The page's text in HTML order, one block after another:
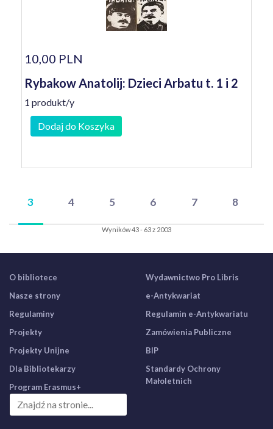
10,00 PLN
Rybakow Anatolij: Dzieci Arbatu t. 1 i 2
1 produkt/y
Dodaj do Koszyka
3 4 5 6 7 8
Wyników 43 - 63 z 2003
O bibliotece
Nasze strony
Regulaminy
Projekty
Projekty Unijne
Dla Bibliotekarzy
Program Erasmus+
Wydawnictwo Pro Libris
e-Antykwariat
Regulamin e-Antykwariatu
Zamówienia Publiczne
BIP
Standardy Ochrony
Małoletnich